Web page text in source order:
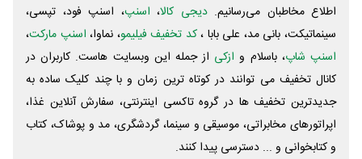
اطلاع مخاطبان می‌رسانیم. دیجی کالا، اسنپ، اسنپ فود، تپسی،
سینماتیکت، بانی مد، علی‌ بابا ،کد تخفیف فیلیمو، نماوا، اسنپ مارکت،
اسنپ شاپ، باسلام و ازکی از جمله این وبسایت ‌هاست. کاربران در
کانال تخفیف می توانند در کوتاه ترین زمان و با چند کلیک ساده به
جدیدترین تخفیف ها در گروه تاکسی اینترنتی، سفارش آنلاین غذا،
اپراتورهای مخابراتی، موسیقی و سینما، گردشگری، مد و پوشاک، کتاب
و کتابخوانی و ... دسترسی پیدا کنند.